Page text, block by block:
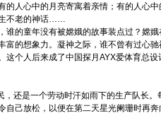
人心中的月亮寄寓着亲情；有的人心
生不老的神话……
的童年没有被嫦娥的故事装点过？嫦
的想象力。凝神之际，谁不曾有过心驰
个人后来成了中国探月AYX爱体育总
还是一个劳动时汗如雨下的生产队长。
己放松，以便在第二天星光阑珊时再